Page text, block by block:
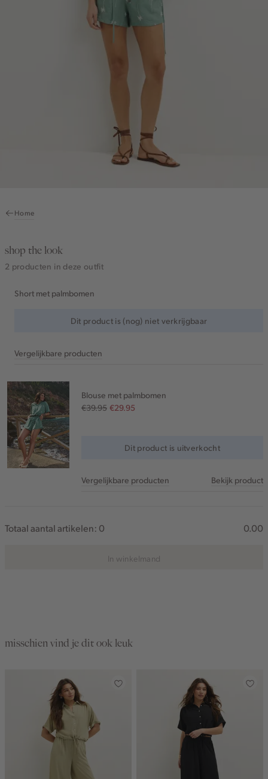
Home
shop the look
2 producten in deze outfit
Short met palmbomen
Dit product is (nog) niet verkrijgbaar
Vergelijkbare producten
Blouse met palmbomen
€39.95 €29.95
Dit product is uitverkocht
Vergelijkbare producten Bekijk product
Totaal aantal artikelen: 0 0.00
In winkelmand
misschien vind je dit ook leuk